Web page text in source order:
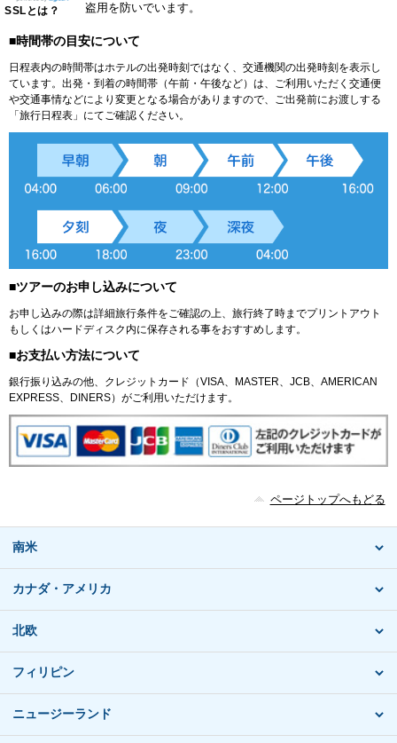
SSLとは？
盗用を防いでいます。
■時間帯の目安について
日程表内の時間帯はホテルの出発時刻ではなく、交通機関の出発時刻を表示し
ています。出発・到着の時間帯（午前・午後など）は、ご利用いただく交通便
や交通事情などにより変更となる場合がありますので、ご出発前にお渡しする
「旅行日程表」にてご確認ください。
■ツアーのお申し込みについて
お申し込みの際は詳細旅行条件をご確認の上、旅行終了時までプリントアウト
もしくはハードディスク内に保存される事をおすすめします。
■お支払い方法について
銀行振り込みの他、クレジットカード（VISA、MASTER、JCB、AMERICAN
EXPRESS、DINERS）がご利用いただけます。
ページトップへもどる
南米
カナダ・アメリカ
北欧
フィリピン
ニュージーランド